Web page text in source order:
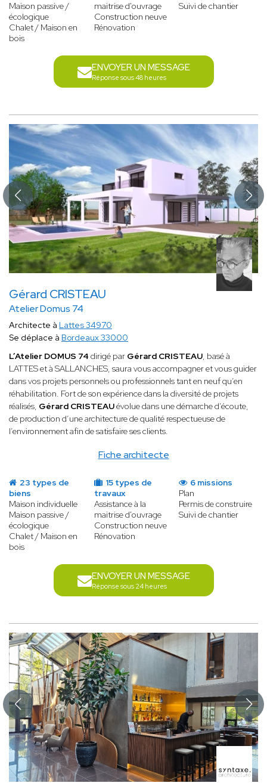
Maison passive /
écologique
Chalet / Maison en
bois
maitrise d'ouvrage
Construction neuve
Rénovation
Suivi de chantier
ENVOYER UN MESSAGE
Réponse sous 48 heures
Gérard CRISTEAU
Atelier Domus 74
Fiche architecte
Architecte à Lattes 34970
Se déplace à Bordeaux 33000
L’Atelier DOMUS 74 dirigé par Gérard CRISTEAU, basé à
LATTES et à SALLANCHES, saura vous accompagner et vous guider
dans vos projets personnels ou professionnels tant en neuf qu’en
réhabilitation. Fort de son expérience dans la diversité de projets
réalisés, Gérard CRISTEAUévolue dans une démarche d’écoute,
de production d’une architecture de qualité respectueuse de
l’environnement afin de satisfaire ses clients.
23 types de
biens
Maison individuelle
Maison passive /
écologique
Chalet / Maison en
bois
15 types de
travaux
Assistance à la
maitrise d'ouvrage
Construction neuve
Rénovation
6 missions
Plan
Permis de construire
Suivi de chantier
ENVOYER UN MESSAGE
Réponse sous 24 heures